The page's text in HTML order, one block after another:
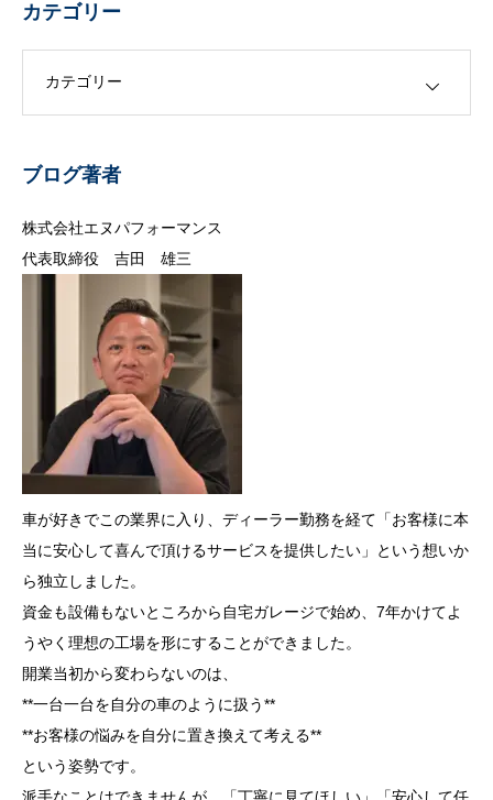
カテゴリー
ブログ著者
株式会社エヌパフォーマンス
代表取締役 吉田 雄三
車が好きでこの業界に入り、ディーラー勤務を経て「お客様に本
当に安心して喜んで頂けるサービスを提供したい」という想いか
ら独立しました。
資金も設備もないところから自宅ガレージで始め、7年かけてよ
うやく理想の工場を形にすることができました。
開業当初から変わらないのは、
**一台一台を自分の車のように扱う**
**お客様の悩みを自分に置き換えて考える**
という姿勢です。